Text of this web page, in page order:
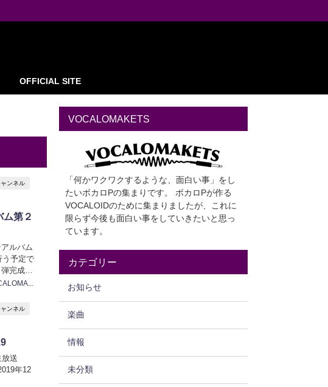
OFFICIAL SITE
ンネル
第２
ルバム
う予定で
完成記
（月）
ンネル
送
年12
VOCALOMAKETS
「何かワクワクするような、面白い事」をし
たいボカロPの集まりです。 ボカロPが作る
VOCALOIDのために集まりましたが、これに
限らず今後も面白い事をしていきたいと思っ
ています。
カテゴリー
お知らせ
楽曲
情報
未分類